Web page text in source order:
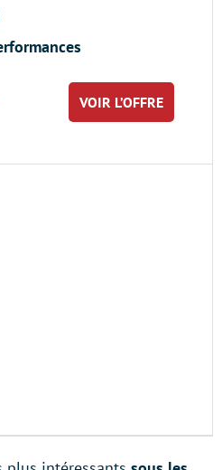
VOIR L’OFFRE